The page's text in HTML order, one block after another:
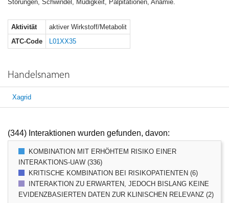
Störungen, Schwindel, Müdigkeit, Palpitationen, Anämie.
Aktivität
aktiver Wirkstoff/Metabolit
ATC-Code
L01XX35
Handelsnamen
Xagrid
(344) Interaktionen wurden gefunden, davon:
KOMBINATION MIT ERHÖHTEM RISIKO EINER
INTERAKTIONS-UAW (336)
KRITISCHE KOMBINATION BEI RISIKOPATIENTEN (6)
INTERAKTION ZU ERWARTEN, JEDOCH BISLANG KEINE
EVIDENZBASIERTEN DATEN ZUR KLINISCHEN RELEVANZ (2)